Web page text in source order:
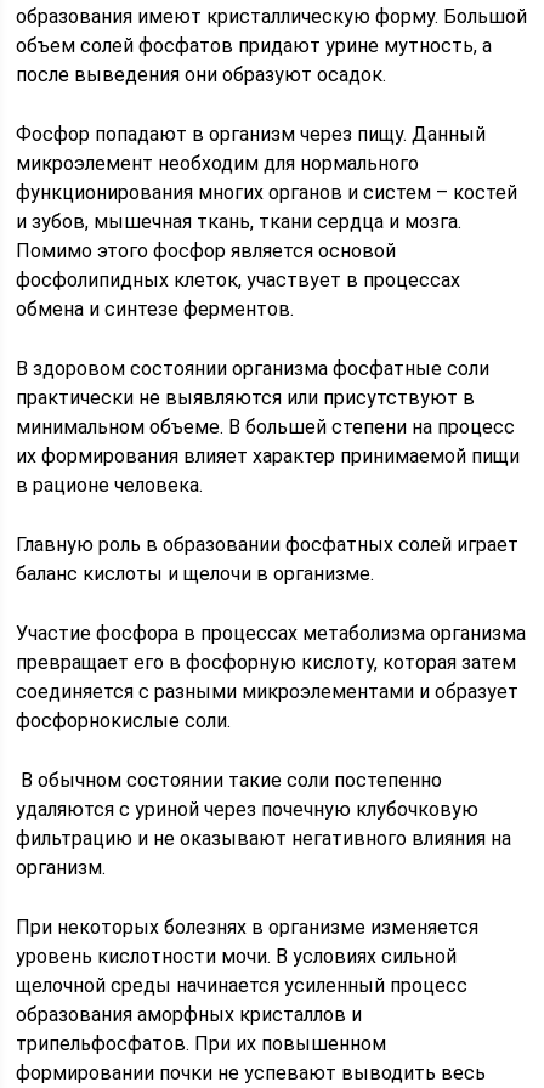
образования имеют кристаллическую форму. Большой
объем солей фосфатов придают урине мутность, а
после выведения они образуют осадок.
Фосфор попадают в организм через пищу. Данный
микроэлемент необходим для нормального
функционирования многих органов и систем – костей
и зубов, мышечная ткань, ткани сердца и мозга.
Помимо этого фосфор является основой
фосфолипидных клеток, участвует в процессах
обмена и синтезе ферментов.
В здоровом состоянии организма фосфатные соли
практически не выявляются или присутствуют в
минимальном объеме. В большей степени на процесс
их формирования влияет характер принимаемой пищи
в рационе человека.
Главную роль в образовании фосфатных солей играет
баланс кислоты и щелочи в организме.
Участие фосфора в процессах метаболизма организма
превращает его в фосфорную кислоту, которая затем
соединяется с разными микроэлементами и образует
фосфорнокислые соли.
В обычном состоянии такие соли постепенно
удаляются с уриной через почечную клубочковую
фильтрацию и не оказывают негативного влияния на
организм.
При некоторых болезнях в организме изменяется
уровень кислотности мочи. В условиях сильной
щелочной среды начинается усиленный процесс
образования аморфных кристаллов и
трипельфосфатов. При их повышенном
формировании почки не успевают выводить весь